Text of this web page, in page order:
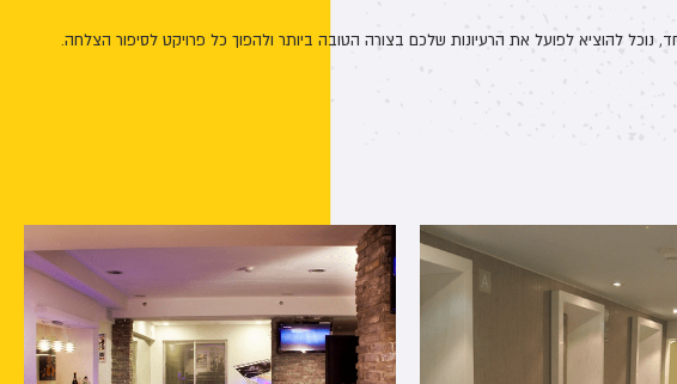
נוכל להוציא לפועל את הרעיונות שלכם בצורה הטובה ביותר ולהפוך כל פרויקט לסיפור הצלחה.